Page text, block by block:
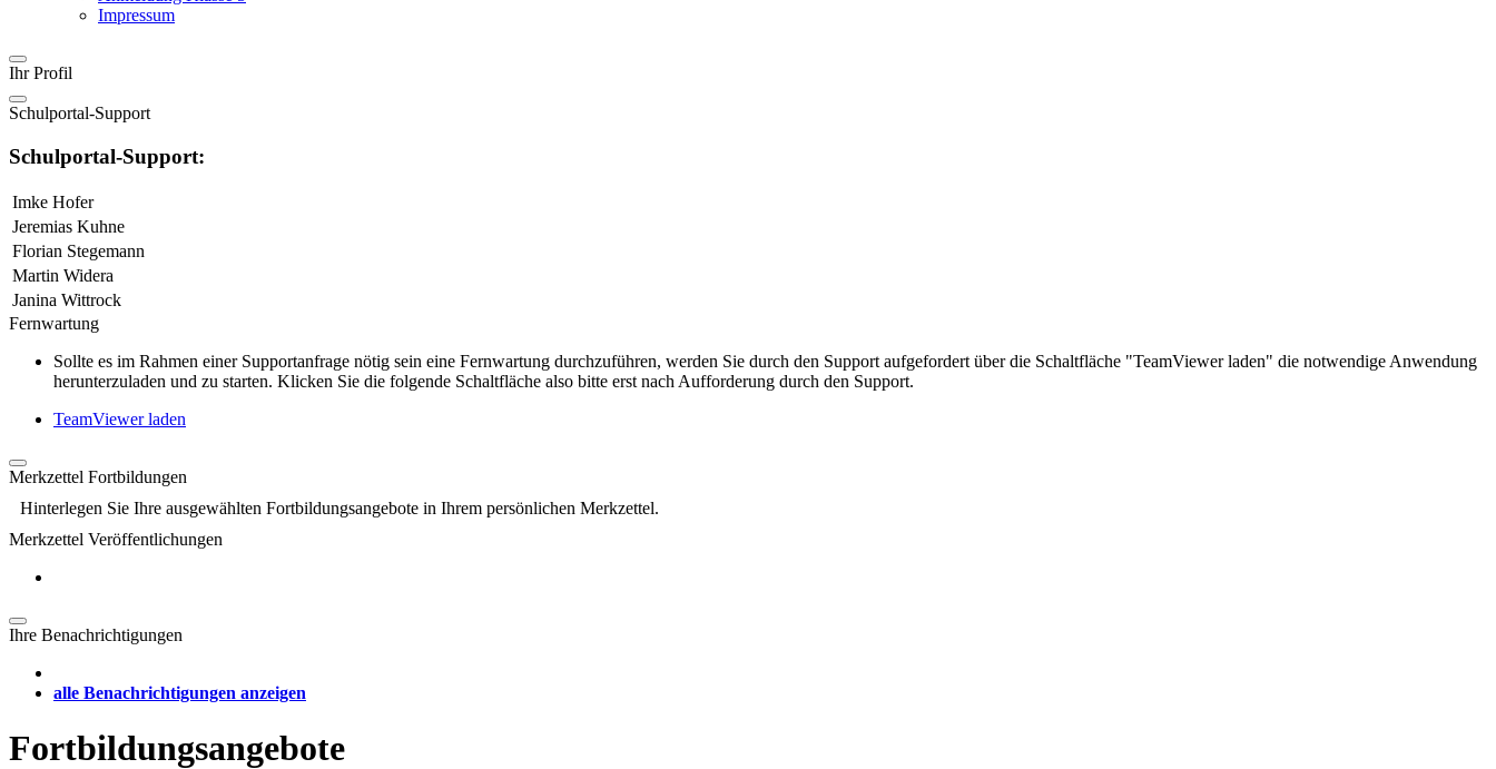
Impressum
Ihr Profil
Schulportal-Support
Schulportal-Support:
Imke Hofer
Jeremias Kuhne
Florian Stegemann
Martin Widera
Janina Wittrock
Fernwartung
Sollte es im Rahmen einer Supportanfrage nötig sein eine Fernwartung durchzuführen, werden Sie durch den Support aufgefordert über die Schaltfläche "TeamViewer laden" die notwendige Anwendung
herunterzuladen und zu starten. Klicken Sie die folgende Schaltfläche also bitte erst nach Aufforderung durch den Support.
TeamViewer laden
Merkzettel Fortbildungen
Hinterlegen Sie Ihre ausgewählten Fortbildungsangebote in Ihrem persönlichen Merkzettel.
Merkzettel Veröffentlichungen
Ihre Benachrichtigungen
alle Benachrichtigungen anzeigen
Fortbildungsangebote